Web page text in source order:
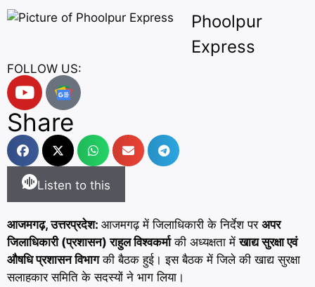
Phoolpur
Express
FOLLOW US:
Share
Listen to this
आजमगढ़, उत्तरप्रदेश: आजमगढ़ में जिलाधिकारी के निर्देश पर अपर
जिलाधिकारी (प्रशासन) राहुल विश्वकर्माकी अध्यक्षता मेंखाद्य सुरक्षा एवं
औषधि प्रशासन विभागकी बैठक हुई। इस बैठक में जिले की खाद्य सुरक्षा
सलाहकार समिति के सदस्यों ने भाग लिया।